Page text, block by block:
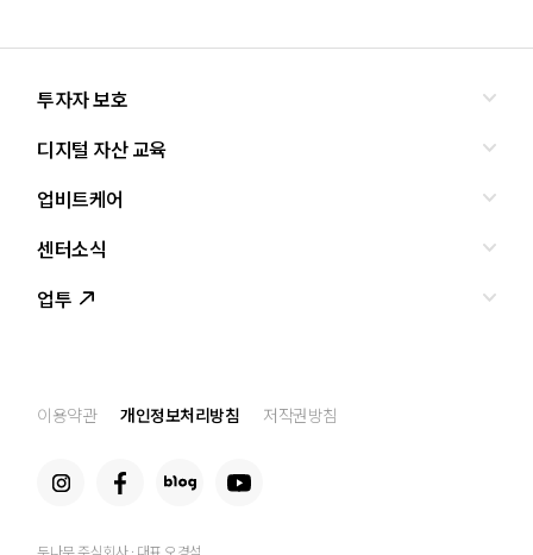
투자자 보호
올바른 투자란?
투자사기 유형과 예방
업비트 보호조치
디지털 자산 교육
교육
조사·연구
업비트케어
서비스안내
서비스신청
센터소식
인사말
공지사항
업투
이용약관 개인정보처리방침 저작권방침